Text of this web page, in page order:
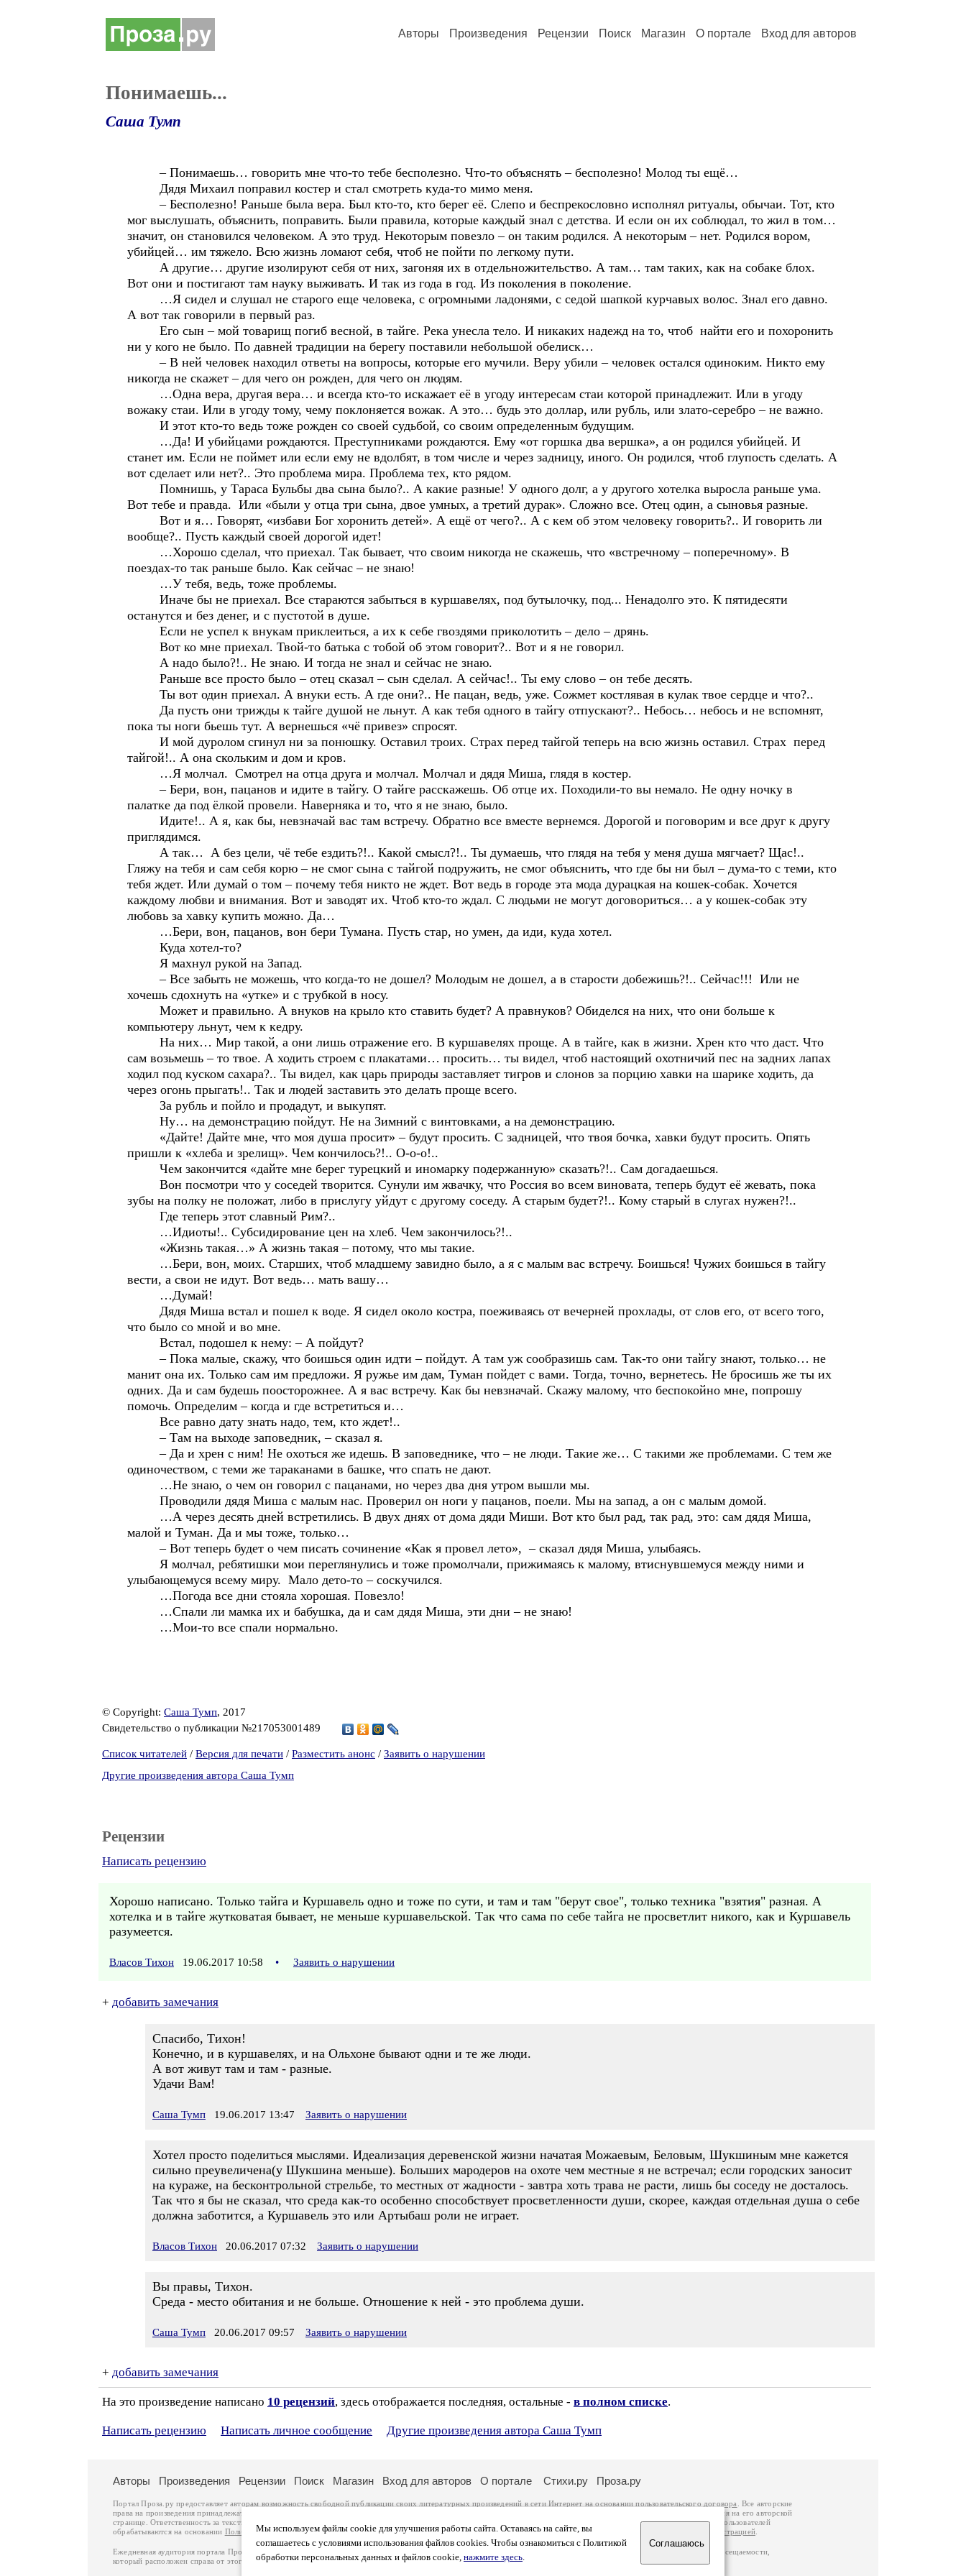
Авторы Произведения Рецензии Поиск Магазин О портале Вход для авторов
Понимаешь...
Саша Тумп
– Понимаешь… говорить мне что-то тебе бесполезно. Что-то объяснять – бесполезно! Молод ты ещё…
Дядя Михаил поправил костер и стал смотреть куда-то мимо меня.
– Бесполезно! Раньше была вера. Был кто-то, кто берег её. Слепо и беспрекословно исполнял ритуалы, обычаи. Тот, кто
мог выслушать, объяснить, поправить. Были правила, которые каждый знал с детства. И если он их соблюдал, то жил в том…
значит, он становился человеком. А это труд. Некоторым повезло – он таким родился. А некоторым – нет. Родился вором,
убийцей… им тяжело. Всю жизнь ломают себя, чтоб не пойти по легкому пути.
А другие… другие изолируют себя от них, загоняя их в отдельножительство. А там… там таких, как на собаке блох.
Вот они и постигают там науку выживать. И так из года в год. Из поколения в поколение.
…Я сидел и слушал не старого еще человека, с огромными ладонями, с седой шапкой курчавых волос. Знал его давно.
А вот так говорили в первый раз.
Его сын – мой товарищ погиб весной, в тайге. Река унесла тело. И никаких надежд на то, чтоб найти его и похоронить
ни у кого не было. По давней традиции на берегу поставили небольшой обелиск…
– В ней человек находил ответы на вопросы, которые его мучили. Веру убили – человек остался одиноким. Никто ему
никогда не скажет – для чего он рожден, для чего он людям.
…Одна вера, другая вера… и всегда кто-то искажает её в угоду интересам стаи которой принадлежит. Или в угоду
вожаку стаи. Или в угоду тому, чему поклоняется вожак. А это… будь это доллар, или рубль, или злато-серебро – не важно.
И этот кто-то ведь тоже рожден со своей судьбой, со своим определенным будущим.
…Да! И убийцами рождаются. Преступниками рождаются. Ему «от горшка два вершка», а он родился убийцей. И
станет им. Если не поймет или если ему не вдолбят, в том числе и через задницу, иного. Он родился, чтоб глупость сделать. А
вот сделает или нет?.. Это проблема мира. Проблема тех, кто рядом.
Помнишь, у Тараса Бульбы два сына было?.. А какие разные! У одного долг, а у другого хотелка выросла раньше ума.
Вот тебе и правда. Или «были у отца три сына, двое умных, а третий дурак». Сложно все. Отец один, а сыновья разные.
Вот и я… Говорят, «избави Бог хоронить детей». А ещё от чего?.. А с кем об этом человеку говорить?.. И говорить ли
вообще?.. Пусть каждый своей дорогой идет!
…Хорошо сделал, что приехал. Так бывает, что своим никогда не скажешь, что «встречному – поперечному». В
поездах-то так раньше было. Как сейчас – не знаю!
…У тебя, ведь, тоже проблемы.
Иначе бы не приехал. Все стараются забыться в куршавелях, под бутылочку, под... Ненадолго это. К пятидесяти
останутся и без денег, и с пустотой в душе.
Если не успел к внукам приклеиться, а их к себе гвоздями приколотить – дело – дрянь.
Вот ко мне приехал. Твой-то батька с тобой об этом говорит?.. Вот и я не говорил.
А надо было?!.. Не знаю. И тогда не знал и сейчас не знаю.
Раньше все просто было – отец сказал – сын сделал. А сейчас!.. Ты ему слово – он тебе десять.
Ты вот один приехал. А внуки есть. А где они?.. Не пацан, ведь, уже. Сожмет костлявая в кулак твое сердце и что?..
Да пусть они трижды к тайге душой не льнут. А как тебя одного в тайгу отпускают?.. Небось… небось и не вспомнят,
пока ты ноги бьешь тут. А вернешься «чё привез» спросят.
И мой дуролом сгинул ни за понюшку. Оставил троих. Страх перед тайгой теперь на всю жизнь оставил. Страх перед
тайгой!.. А она скольким и дом и кров.
…Я молчал. Смотрел на отца друга и молчал. Молчал и дядя Миша, глядя в костер.
– Бери, вон, пацанов и идите в тайгу. О тайге расскажешь. Об отце их. Походили-то вы немало. Не одну ночку в
палатке да под ёлкой провели. Наверняка и то, что я не знаю, было.
Идите!.. А я, как бы, невзначай вас там встречу. Обратно все вместе вернемся. Дорогой и поговорим и все друг к другу
приглядимся.
А так… А без цели, чё тебе ездить?!.. Какой смысл?!.. Ты думаешь, что глядя на тебя у меня душа мягчает? Щас!..
Гляжу на тебя и сам себя корю – не смог сына с тайгой подружить, не смог объяснить, что где бы ни был – дума-то с теми, кто
тебя ждет. Или думай о том – почему тебя никто не ждет. Вот ведь в городе эта мода дурацкая на кошек-собак. Хочется
каждому любви и внимания. Вот и заводят их. Чтоб кто-то ждал. С людьми не могут договориться… а у кошек-собак эту
любовь за хавку купить можно. Да…
…Бери, вон, пацанов, вон бери Тумана. Пусть стар, но умен, да иди, куда хотел.
Куда хотел-то?
Я махнул рукой на Запад.
– Все забыть не можешь, что когда-то не дошел? Молодым не дошел, а в старости добежишь?!.. Сейчас!!! Или не
хочешь сдохнуть на «утке» и с трубкой в носу.
Может и правильно. А внуков на крыло кто ставить будет? А правнуков? Обиделся на них, что они больше к
компьютеру льнут, чем к кедру.
На них… Мир такой, а они лишь отражение его. В куршавелях проще. А в тайге, как в жизни. Хрен кто что даст. Что
сам возьмешь – то твое. А ходить строем с плакатами… просить… ты видел, чтоб настоящий охотничий пес на задних лапах
ходил под куском сахара?.. Ты видел, как царь природы заставляет тигров и слонов за порцию хавки на шарике ходить, да
через огонь прыгать!.. Так и людей заставить это делать проще всего.
За рубль и пойло и продадут, и выкупят.
Ну… на демонстрацию пойдут. Не на Зимний с винтовками, а на демонстрацию.
«Дайте! Дайте мне, что моя душа просит» – будут просить. С задницей, что твоя бочка, хавки будут просить. Опять
пришли к «хлеба и зрелищ». Чем кончилось?!.. О-о-о!..
Чем закончится «дайте мне берег турецкий и иномарку подержанную» сказать?!.. Сам догадаешься.
Вон посмотри что у соседей творится. Сунули им жвачку, что Россия во всем виновата, теперь будут её жевать, пока
зубы на полку не положат, либо в прислугу уйдут с другому соседу. А старым будет?!.. Кому старый в слугах нужен?!..
Где теперь этот славный Рим?..
…Идиоты!.. Субсидирование цен на хлеб. Чем закончилось?!..
«Жизнь такая…» А жизнь такая – потому, что мы такие.
…Бери, вон, моих. Старших, чтоб младшему завидно было, а я с малым вас встречу. Боишься! Чужих боишься в тайгу
вести, а свои не идут. Вот ведь… мать вашу…
…Думай!
Дядя Миша встал и пошел к воде. Я сидел около костра, поеживаясь от вечерней прохлады, от слов его, от всего того,
что было со мной и во мне.
Встал, подошел к нему: – А пойдут?
– Пока малые, скажу, что боишься один идти – пойдут. А там уж сообразишь сам. Так-то они тайгу знают, только… не
манит она их. Только сам им предложи. Я ружье им дам, Туман пойдет с вами. Тогда, точно, вернетесь. Не бросишь же ты их
одних. Да и сам будешь поосторожнее. А я вас встречу. Как бы невзначай. Скажу малому, что беспокойно мне, попрошу
помочь. Определим – когда и где встретиться и…
Все равно дату знать надо, тем, кто ждет!..
– Там на выходе заповедник, – сказал я.
– Да и хрен с ним! Не охоться же идешь. В заповеднике, что – не люди. Такие же… С такими же проблемами. С тем же
одиночеством, с теми же тараканами в башке, что спать не дают.
…Не знаю, о чем он говорил с пацанами, но через два дня утром вышли мы.
Проводили дядя Миша с малым нас. Проверил он ноги у пацанов, поели. Мы на запад, а он с малым домой.
…А через десять дней встретились. В двух днях от дома дяди Миши. Вот кто был рад, так рад, это: сам дядя Миша,
малой и Туман. Да и мы тоже, только…
– Вот теперь будет о чем писать сочинение «Как я провел лето», – сказал дядя Миша, улыбаясь.
Я молчал, ребятишки мои переглянулись и тоже промолчали, прижимаясь к малому, втиснувшемуся между ними и
улыбающемуся всему миру. Мало дето-то – соскучился.
…Погода все дни стояла хорошая. Повезло!
…Спали ли мамка их и бабушка, да и сам дядя Миша, эти дни – не знаю!
…Мои-то все спали нормально.
© Copyright: Саша Тумп, 2017
Свидетельство о публикации №217053001489
Список читателей / Версия для печати / Разместить анонс / Заявить о нарушении
Другие произведения автора Саша Тумп
Рецензии
Написать рецензию
Хорошо написано. Только тайга и Куршавель одно и тоже по сути, и там и там "берут свое", только техника "взятия" разная. А
хотелка и в тайге жутковатая бывает, не меньше куршавельской. Так что сама по себе тайга не просветлит никого, как и Куршавель
разумеется.
Власов Тихон 19.06.2017 10:58 • Заявить о нарушении
+ добавить замечания
Спасибо, Тихон!
Конечно, и в куршавелях, и на Ольхоне бывают одни и те же люди.
А вот живут там и там - разные.
Удачи Вам!
Саша Тумп 19.06.2017 13:47 Заявить о нарушении
Хотел просто поделиться мыслями. Идеализация деревенской жизни начатая Можаевым, Беловым, Шукшиным мне кажется
сильно преувеличена(у Шукшина меньше). Больших мародеров на охоте чем местные я не встречал; если городских заносит
на кураже, на бесконтрольной стрельбе, то местных от жадности - завтра хоть трава не расти, лишь бы соседу не досталось.
Так что я бы не сказал, что среда как-то особенно способствует просветленности души, скорее, каждая отдельная душа о себе
должна заботится, а Куршавель это или Артыбаш роли не играет.
Власов Тихон 20.06.2017 07:32 Заявить о нарушении
Вы правы, Тихон.
Среда - место обитания и не больше. Отношение к ней - это проблема души.
Саша Тумп 20.06.2017 09:57 Заявить о нарушении
+ добавить замечания
На это произведение написано 10 рецензий, здесь отображается последняя, остальные - в полном списке.
Написать рецензию Написать личное сообщение Другие произведения автора Саша Тумп
Мы используем файлы cookie для улучшения работы сайта. Оставаясь на сайте, вы
соглашаетесь с условиями использования файлов cookies. Чтобы ознакомиться с Политикой
обработки персональных данных и файлов cookie, нажмите здесь.
Соглашаюсь
Авторы Произведения Рецензии Поиск Магазин Вход для авторов О портале Стихи.ру Проза.ру
Портал Проза.ру предоставляет авторам возможность свободной публикации своих литературных произведений в сети Интернет на основаниипользовательского договора
. Все авторские
права на произведения принадлежат авторам и охраняются
. Перепечатка произведений возможна только с согласия его автора, к которому вы можете обратиться на его авторской
странице. Ответственность за тексты произведений авторы несут самостоятельно на основании
законодательства Российской Федерации. Данные пользователей
обрабатываются на основании Политики обработки персональных данных. Вы также можете посмотреть более подробнуюинформацию о портале связаться с администрацией
Ежедневная аудитория портала Проза.ру – порядка 100 тысяч посетителей, которые в общей сумме просматривают более полумиллиона страниц по данным счетчика посещаемости,
который расположен справа от этого текста. В каждой графе указано по две цифры: количество просмотров и количество посетителей.